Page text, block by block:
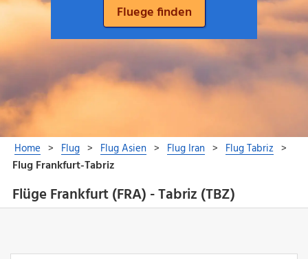
Flüge Frankfurt (FRA) - Tabriz (TBZ)